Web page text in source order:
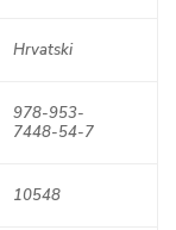
Hrvatski
978-953-
7448-54-7
10548